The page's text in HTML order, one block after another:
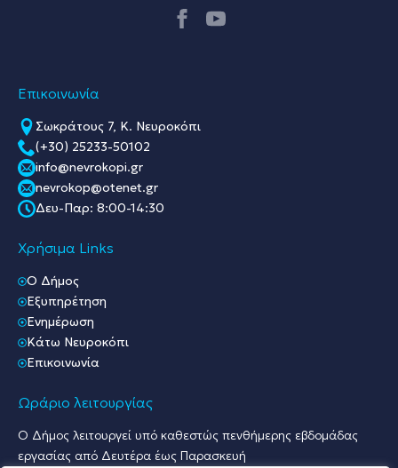
Επικοινωνία
Σωκράτους 7, Κ. Νευροκόπι
(+30) 25233-50102
info@nevrokopi.gr
nevrokop@otenet.gr
Δευ-Παρ: 8:00-14:30
Χρήσιμα Links
O Δήμος
Εξυπηρέτηση
Ενημέρωση
Κάτω Νευροκόπι
Επικοινωνία
Ωράριο λειτουργίας
Ο Δήμος λειτουργεί υπό καθεστώς πενθήμερης εβδομάδας
εργασίας από Δευτέρα έως Παρασκευή